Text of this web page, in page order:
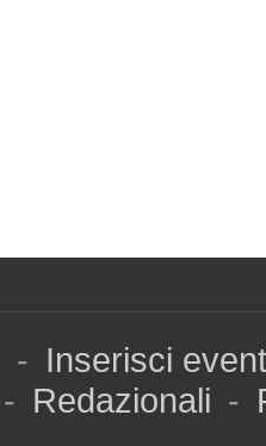
- Inserisci
- Redazionali -